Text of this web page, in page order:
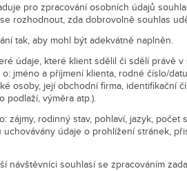
pro zpracování osobních údajů
rozhodnout, zda dobrovolně souhlas
tak, aby mohl být adekvátně naplněn.
údaje, které klient sdělil či sdělí právě
jméno a příjmení klienta, rodné číslo/
osoby, její obchodní firma, identifikační
podlaží, výměra atp.).
rodinný stav, pohlaví, jazyk,
údaje o prohlížení stránek,
návštěvníci souhlasí se zpracováním